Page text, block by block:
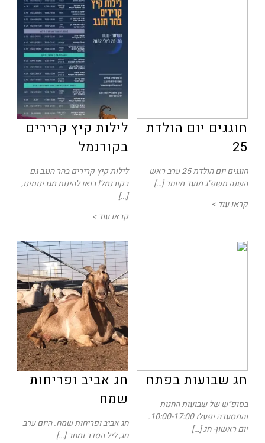
חוגגים יום הולדת
25
חוגגים יום הולדת 25 ערב ראש
השנה תשפ"ג מועד מיוחד […]
קראו עוד >
לילות קיץ קרירים
בקורנמל
לילות קיץ קרירים בהר הנגב גם
בקורנמל! בואו להינות מגבינותינו,
[…]
קראו עוד >
חג שבועות בפתח
בסופ״ש של שבועות החנות
והמסעדה יפעלו 10:00-17:00.
יום ראשון- חג […]
חג אביב ופריחות
שמח
חג אביב ופריחות שמח. היום ערב
חג, ליל הסדר ומחר […]